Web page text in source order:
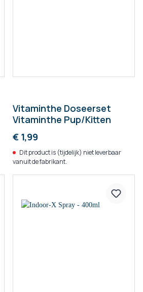
Vitaminthe Doseerset
Vitaminthe Pup/Kitten
€ 1,99
Dit product is (tijdelijk) niet leverbaar
vanuit de fabrikant.